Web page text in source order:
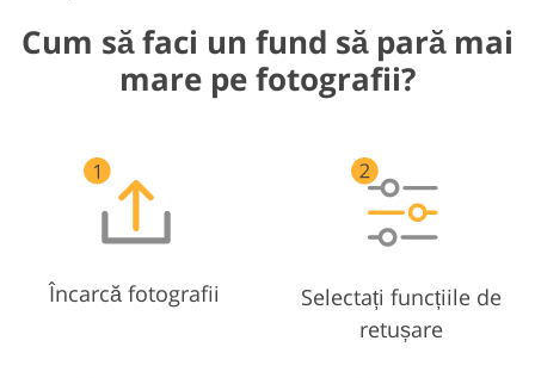
Cum să faci un fund să pară mai
mare pe fotografii?
Încarcă fotografii
Selectați funcțiile de
retușare